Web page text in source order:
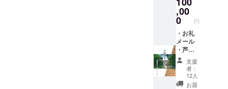
希望日
等詳細
は当方
連絡い
たしま
す。 ※
見学会
にい
らっ
しゃる
さい。
・修理
中特別
見学会
招待
（４
名） ※
見学会
開催：
令和5年
くださ
い。記
載不要
の場合
は”記載
不要”と
記入し
てくだ
い。）
,00
0 円
・お礼
メール
・芦浦
観音寺
ホーム
ページ
にお名
支援
者：
12人
お届